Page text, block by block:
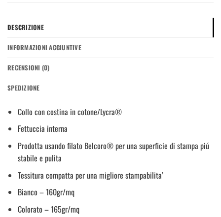
DESCRIZIONE
INFORMAZIONI AGGIUNTIVE
RECENSIONI (0)
SPEDIZIONE
Collo con costina in cotone/Lycra®
Fettuccia interna
Prodotta usando filato Belcoro® per una superficie di stampa piú
stabile e pulita
Tessitura compatta per una migliore stampabilita’
Bianco – 160gr/mq
Colorato – 165gr/mq